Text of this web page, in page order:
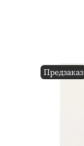
Предзаказ